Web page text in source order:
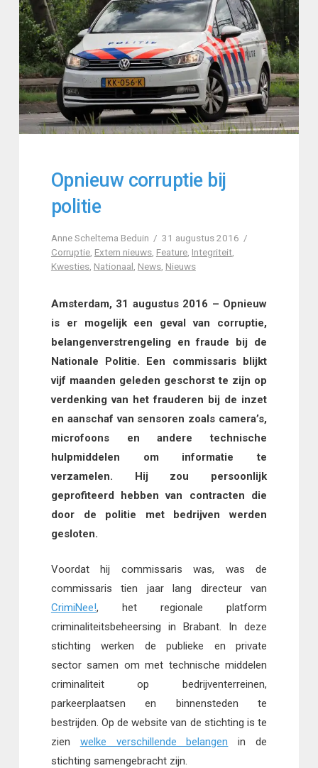
Opnieuw corruptie bij
politie
Anne Scheltema Beduin
31 augustus 2016
Corruptie, Extern nieuws, Feature, Integriteit,
Kwesties, Nationaal News, Nieuws
Amsterdam, 31 augustus 2016 – Opnieuw
is er mogelijk een geval van corruptie,
belangenverstrengeling en fraude bij de
Nationale Politie. Een commissaris blijkt
vijf maanden geleden geschorst te zijn op
verdenking van het frauderen bij de inzet
en aanschaf van sensoren zoals camera’s,
microfoons en andere technische
hulpmiddelen om informatie te
verzamelen. Hij zou persoonlijk
geprofiteerd hebben van contracten die
door de politie met bedrijven werden
gesloten.
Voordat hij commissaris was, was de
commissaris tien jaar lang directeur van
CrimiNee!, het regionale platform
criminaliteitsbeheersing in Brabant. In deze
stichting werken de publieke en private
sector samen om met technische middelen
criminaliteit op bedrijventerreinen,
parkeerplaatsen en binnensteden te
bestrijden. Op de website van de stichting is te
zien welke verschillende belangen in de
stichting samengebracht zijn.